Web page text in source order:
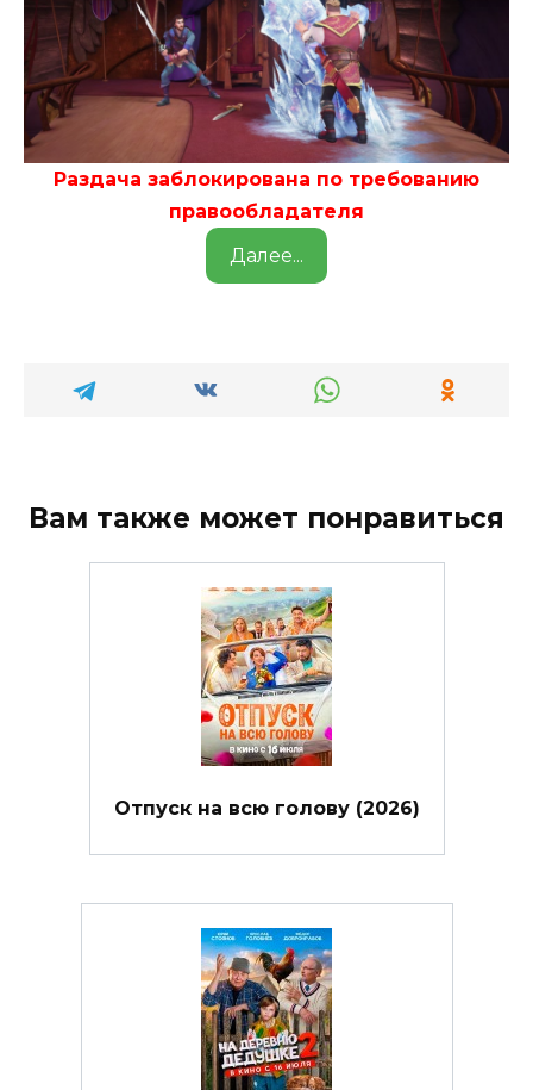
Раздача заблокирована по требованию
правообладателя
Далее...
Вам также может понравиться
Отпуск на всю голову (2026)